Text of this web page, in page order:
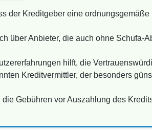
der Kreditgeber eine
über Anbieter, die auch ohne Schufa-
hilft, die
Kreditvermittler, der besonders
Gebühren vor Auszahlung des